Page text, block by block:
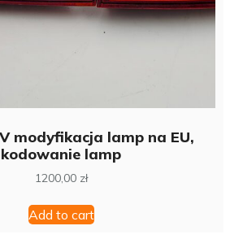
modyfikacja lamp na EU,
kodowanie lamp
1200,00 zł
Add to cart